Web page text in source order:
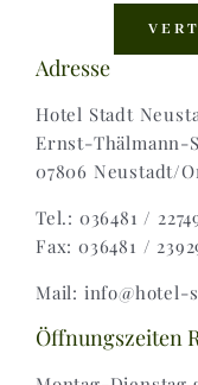
Zahlungsweisen |
Widerruf |
Versand &
Adresse
Hotel Stadt
Ernst-Thälmann-
07806 Neustadt/
Tel.: 036481 /
Fax: 036481 /
Mail: info@hotel-
Öffnungszeiten